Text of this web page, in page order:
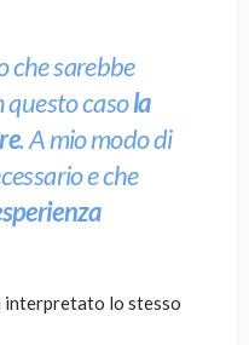
che sarebbe
casola
. A mio modo di
e che
interpretato lo stesso